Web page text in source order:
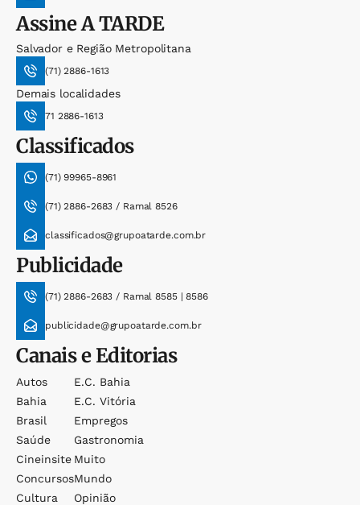
AssineA TARDE
Salvador e Região Metropolitana
(71) 2886-1613
Demais localidades
71 2886-1613
Classificados
(71) 99965-8961
(71) 2886-2683 / Ramal 8526
classificados@grupoatarde.com.br
Publicidade
(71) 2886-2683 / Ramal 8585 | 8586
publicidade@grupoatarde.com.br
Canais e Editorias
Autos
Bahia
Brasil
Saúde
Cineinsite
Concursos
Cultura
E.c. Bahia
E.c. Vitória
Empregos
Gastronomia
Muito
Mundo
Opinião